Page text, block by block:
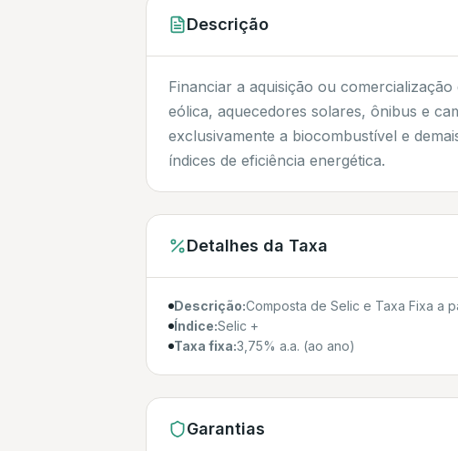
Descrição
Financiar a aquisição ou
eólica, aquecedores solares, ônibus e
exclusivamente a biocombustível e
índices de eficiência energética.
Detalhes da Taxa
Descrição:Composta de Selic e Taxa Fixa a
Índice:Selic +
Taxa fixa:3,75% a.a. (ao ano)
Garantias